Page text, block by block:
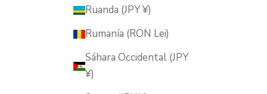
Ruanda (JPY ¥)
Rumanía (RON Lei)
Sáhara Occidental (JPY
¥)